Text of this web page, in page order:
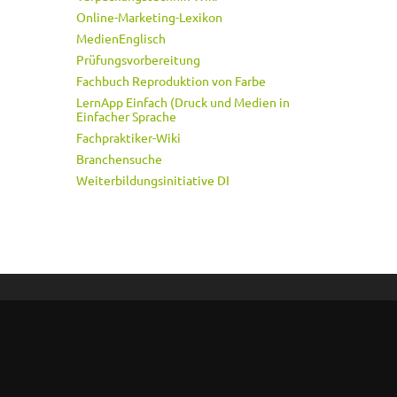
Online-Marketing-Lexikon
MedienEnglisch
Prüfungsvorbereitung
Fachbuch Reproduktion von Farbe
LernApp Einfach (Druck und Medien in
Einfacher Sprache
Fachpraktiker-Wiki
Branchensuche
Weiterbildungsinitiative DI